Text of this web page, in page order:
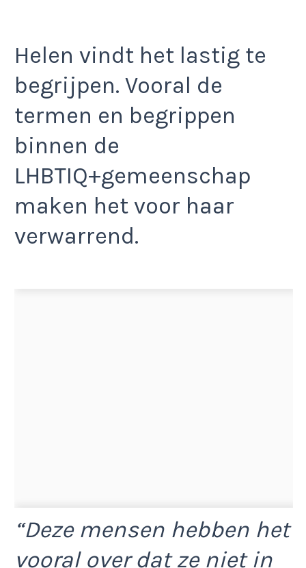
Helen vindt het lastig te
begrijpen. Vooral de
termen en begrippen
binnen de
LHBTIQ+gemeenschap
maken het voor haar
verwarrend.
“Deze mensen hebben het
vooral over dat ze niet in